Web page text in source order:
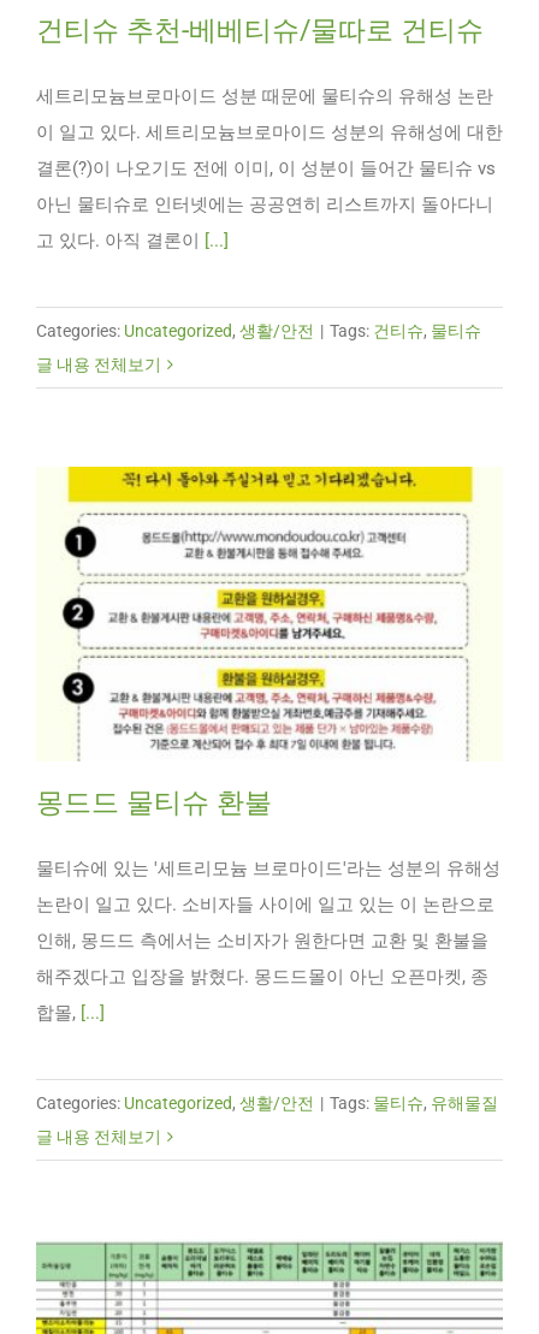
건티슈 추천-베베티슈/물따로 건티슈
세트리모늄브로마이드 성분 때문에 물티슈의 유해성 논란
이 일고 있다. 세트리모늄브로마이드 성분의 유해성에 대한
결론(?)이 나오기도 전에 이미, 이 성분이 들어간 물티슈 vs
아닌 물티슈로 인터넷에는 공공연히 리스트까지 돌아다니
고 있다. 아직 결론이 [...]
Categories: Uncategorized, 생활/안전 | Tags: 건티슈, 물티슈
글 내용 전체보기
몽드드 물티슈 환불
물티슈에 있는 '세트리모늄 브로마이드'라는 성분의 유해성
논란이 일고 있다. 소비자들 사이에 일고 있는 이 논란으로
인해, 몽드드 측에서는 소비자가 원한다면 교환 및 환불을
해주겠다고 입장을 밝혔다. 몽드드몰이 아닌 오픈마켓, 종
합몰, [...]
Categories: Uncategorized, 생활/안전 | Tags: 물티슈, 유해물질
글 내용 전체보기